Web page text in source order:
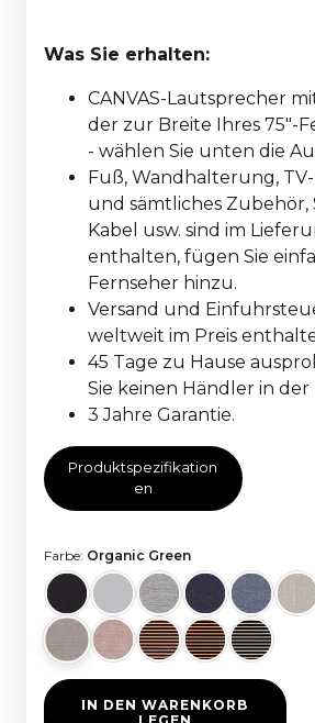
Was Sie erhalten:
CANVAS-Lautsprecher
der zur Breite Ihres 75"-
- wählen Sie unten die
Fuß, Wandhalterung,
und sämtliches Zubehör,
Kabel usw. sind im
enthalten, fügen Sie
Fernseher hinzu.
Versand und
weltweit im Preis
45 Tage zu Hause
Sie keinen Händler in der
3 Jahre Garantie.
Produktspezifikation
en
Farbe: Organic Green
IN DEN WARENKORB